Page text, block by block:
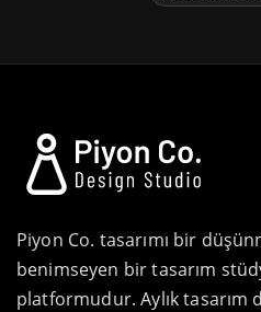
Piyon Co. tasarımı bir
benimseyen bir tasarım
platformudur. Aylık tasarım